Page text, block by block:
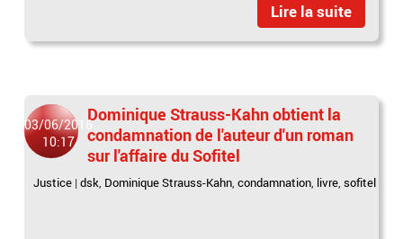
Lire la suite
03/06/2016
10:17
Dominique Strauss-Kahn obtient la
condamnation de l'auteur d'un roman
sur l'affaire du Sofitel
Justice |dsk, Dominique Strauss-Kahn,condamnation, livre,sofitel